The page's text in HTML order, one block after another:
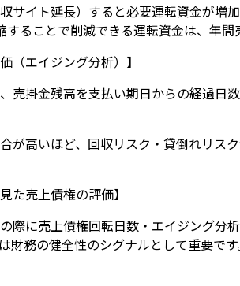
サイト延長）すると必要運転資金が増
することで削減できる運転資金は、年
（エイジング分析）】
売掛金残高を支払い期日からの経過日
が高いほど、回収リスク・貸倒れリス
た売上債権の評価】
際に売上債権回転日数・エイジング分
財務の健全性のシグナルとして重要で